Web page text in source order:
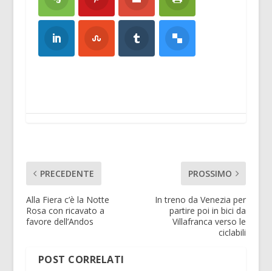
PRECEDENTE
Alla Fiera c’è la Notte
Rosa con ricavato a
favore dell’Andos
PROSSIMO
In treno da Venezia per
partire poi in bici da
Villafranca verso le
ciclabili
POST CORRELATI